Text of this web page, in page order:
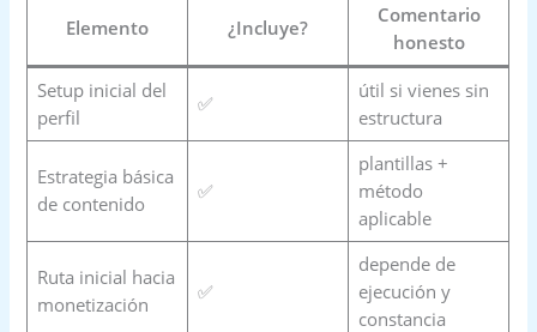
Elemento ¿Incluye?
Comentario
honesto
Setup inicial del
perfil
✅
útil si vienes sin
estructura
Estrategia básica
de contenido
✅
plantillas +
método
aplicable
Ruta inicial hacia
monetización
✅
depende de
ejecución y
constancia